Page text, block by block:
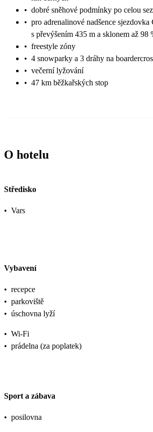
• dobré sněhové podmínky po celou
• pro adrenalinové nadšence sjezdovka
s převýšením 435 m a sklonem až 98
• freestyle zóny
• 4 snowparky a 3 dráhy na
• večerní lyžování
• 47 km běžkařských stop
O hotelu
Středisko
• Vars
Vybavení
• recepce
• parkoviště
• úschovna lyží
• Wi-Fi
• prádelna (za poplatek)
Sport a zábava
• posilovna